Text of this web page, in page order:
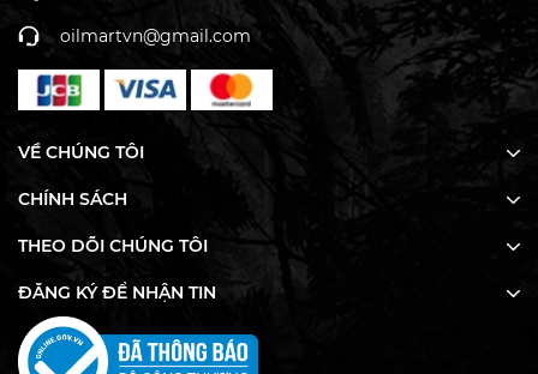
Tỉ Lệ Sử Dụng
- Làm nến thơm: 3 - 10%
- Xông phòng - khuếch tán: dưới 15%
* Số lượng sử dụng chỉ là khuyến nghị. Lượng sử dụng
cá nhân có thể khác nhau tùy thuộc vào độ đậm nhạt
của hương thơm, loại sáp, gốc xà phòng hoặc kem
oilmartvn@gmail.com
VỀ CHÚNG TÔI
CHÍNH SÁCH
THEO DÕI CHÚNG TÔI
ĐĂNG KÝ ĐỂ NHẬN TIN